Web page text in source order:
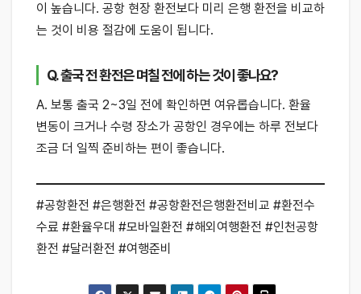
이 높습니다. 공항 현장 환전보다 미리 은행 환전을 비교하
는 것이 비용 절감에 도움이 됩니다.
Q. 출국 전 환전은 며칠 전에 하는 것이 좋나요?
A. 보통 출국 2~3일 전에 확인하면 여유롭습니다. 환율
변동이 크거나 수령 장소가 공항인 경우에는 하루 전보다
조금 더 일찍 준비하는 편이 좋습니다.
#공항환전 #은행환전 #공항환전은행환전비교 #환전수
수료 #환율우대 #모바일환전 #해외여행환전 #인천공항
환전 #달러환전 #여행준비